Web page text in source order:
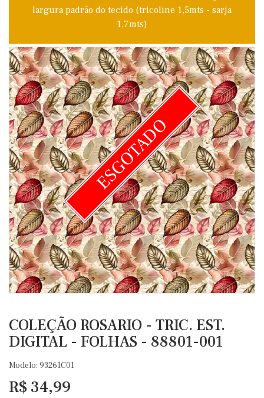
largura padrão do tecido (tricoline 1,5mts - sarja
1,7mts)
ESGOTADO
COLEÇÃO ROSARIO - TRIC. EST.
DIGITAL - FOLHAS - 88801-001
Modelo: 93261C01
R$ 34,99